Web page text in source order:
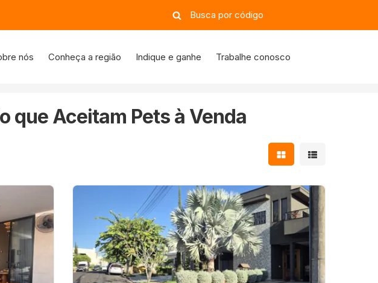
nós Conheça a região Indique e ganhe Trabalhe conosco
que Aceitam Pets à Venda
Mostrar resultados
Mostrar